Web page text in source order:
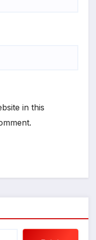
in this